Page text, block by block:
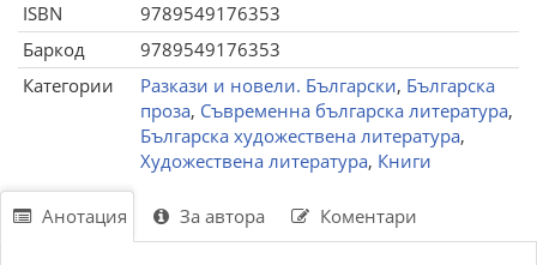
ISBN
9789549176353
Баркод
9789549176353
Категории
Разкази и новели. Български, Българска
проза, Съвременна българска литература,
Българска художествена литература,
Художествена литература, Книги
Анотация За автора Коментари